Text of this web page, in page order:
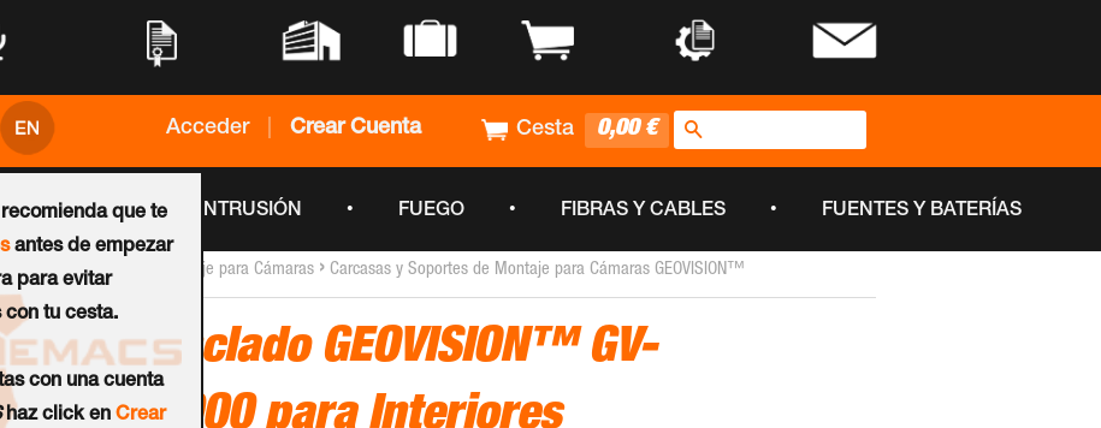
Acceder Crear Cuenta Cesta 0,00 €
que te
antes de empezar
para evitar
con tu cesta.
con una cuenta
haz click enCrear
• CCTV • INTRUSIÓN • FUEGO • FIBRAS Y CABLES • FUENTES Y BATERÍAS
Inicio › Soportes de Montaje para Cámaras › Carcasas y Soportes de Montaje para Cámaras GEOVISION™
Kit de Anclado GEOVISION™ GV-
MountD900 para Interiores